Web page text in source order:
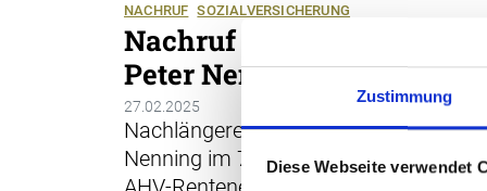
Zustimmung
Diese Webseite verwendet
NACHRUF SOZIALVERSICHERUNG
Nachruf auf
Peter Nenning
27.02.2025
Nachlängerer Krankheit, doch
Nenning im 77 Altersjahr verstorben.